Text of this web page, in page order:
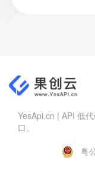
YesApi.cn | API 低
口。
粤